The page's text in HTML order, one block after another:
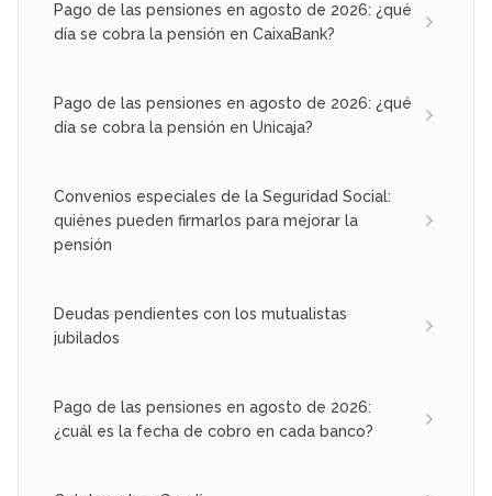
Pago de las pensiones en agosto de 2026: ¿qué
día se cobra la pensión en CaixaBank?
Pago de las pensiones en agosto de 2026: ¿qué
día se cobra la pensión en Unicaja?
Convenios especiales de la Seguridad Social:
quiénes pueden firmarlos para mejorar la
pensión
Deudas pendientes con los mutualistas
jubilados
Pago de las pensiones en agosto de 2026:
¿cuál es la fecha de cobro en cada banco?